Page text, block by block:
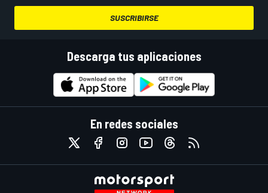
SUSCRIBIRSE
Descarga tus aplicaciones
En redes sociales